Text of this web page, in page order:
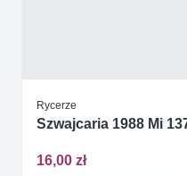
Rycerze
Szwajcaria 1988 Mi
16,00 zł